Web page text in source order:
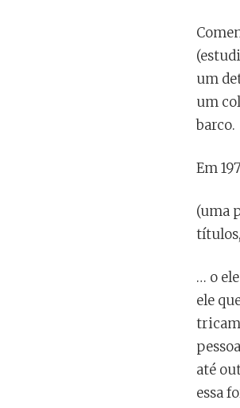
um
um
barco.
Em
(uma
… o
ele
até
essa